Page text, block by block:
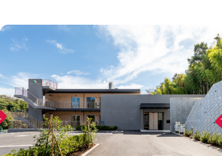
お問い合わせ